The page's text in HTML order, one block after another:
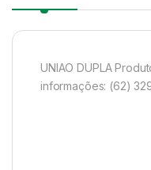
UNIAO DUPLA
informações: (62)